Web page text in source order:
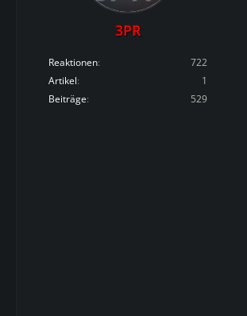
3PR
Reaktionen
722
Artikel
1
Beiträge
529